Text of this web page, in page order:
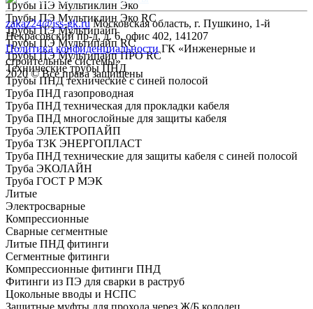
Трубы ПЭ Мультиклин Эко
Трубы ПЭ Мультиклин Эко RC
Трубы ПЭ Мультипайп
Трубы ПЭ Мультипайп RC
Трубы ПЭ Мультипайп ПРО RC
Технические трубы ПНД
Трубы ПНД технические с синей полосой
Труба ПНД газопроводная
Труба ПНД техническая для прокладки кабеля
Труба ПНД многослойные для защиты кабеля
Труба ЭЛЕКТРОПАЙП
Труба ТЗК ЭНЕРГОПЛАСТ
Труба ПНД технические для защиты кабеля с синей полосой
Труба ЭКОЛАЙН
Труба ГОСТ Р МЭК
Литые
Электросварные
Компрессионные
Сварные сегментные
Литые ПНД фитинги
Сегментные фитинги
Компрессионные фитинги ПНД
Фитинги из ПЭ для сварки в раструб
Цокольные вводы и НСПС
Защитные муфты для прохода через Ж/Б колодец
zakaz24@iss-gk.ru Московская область, г. Пушкино, 1-й
Некрасовский пр-д, д. 6, офис 402, 141207
Политика конфиденциальности ГК «Инженерные и
строительные системы»
2020 © Все права защищены